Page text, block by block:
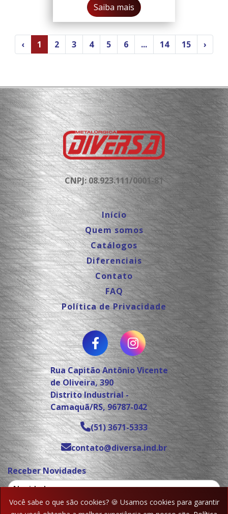
Você sabe o que são cookies? 🍪 Usamos cookies para garantir
Saiba mais
‹ 1 2 3 4 5 6 ... 14 15 ›
CNPJ: 08.923.111/0001-81
Início
Quem somos
Catálogos
Diferenciais
Contato
FAQ
Política de Privacidade
Rua Capitão Antônio Vicente
de Oliveira, 390
Distrito Industrial -
Camaquã/RS, 96787-042
(51) 3671-5333
contato@diversa.ind.br
Receber Novidades